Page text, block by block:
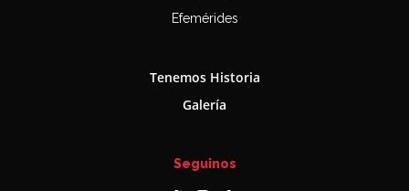
Efemérides
Tenemos Historia
Galería
Seguinos